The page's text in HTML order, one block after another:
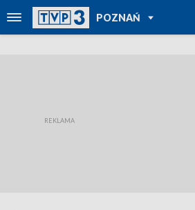
POZNAŃ
POWRÓT DO
TVP REGIONY